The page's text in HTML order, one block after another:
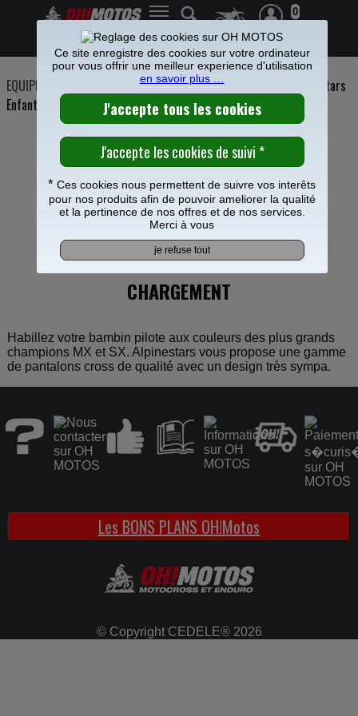
0
Frais de port offerts à partir de 49€
EQUIPEMENT PILOTE Pantalons cross enfant
Pantalons Alpinestars
Enfant
CHARGER PLUS DE PRODUIT>>>
VOS PRODUITS SONT EN COURS DE
CHARGEMENT
Habillez votre bambin pilote aux couleurs des plus grands
champions MX et SX. Alpinestars vous propose une gamme
de pantalons cross de qualité avec un design très sympa.
Les BONS PLANS OH!Motos
© Copyright CEDELE® 2026
Ce site enregistre des cookies sur votre ordinateur
pour vous offrir une meilleur experience d'utilisation
en savoir plus …
* Ces cookies nous permettent de suivre vos interêts
pour nos produits afin de pouvoir ameliorer la qualité
et la pertinence de nos offres et de nos services.
Merci à vous